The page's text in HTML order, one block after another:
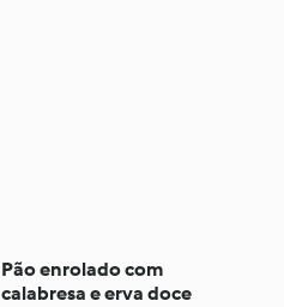
Pão enrolado com
calabresa e erva doce